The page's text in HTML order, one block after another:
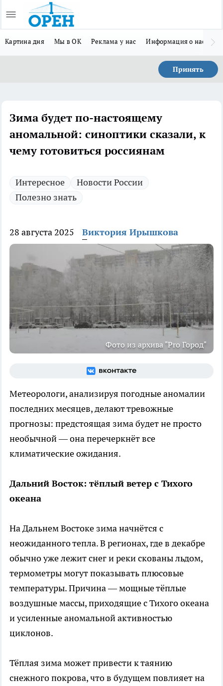
Картина дня Мы в ОК Реклама у нас Информация о нас
Принять
Зима будет по-настоящему
аномальной: синоптики сказали, к
чему готовиться россиянам
Интересное
Новости России
Полезно знать
28 августа 2025 Виктория Ирышкова
Фото из архива "Pro Город"
Метеорологи, анализируя погодные аномалии
последних месяцев, делают тревожные
прогнозы: предстоящая зима будет не просто
необычной — она перечеркнёт все
климатические ожидания.
Дальний Восток: тёплый ветер с Тихого
океана
На Дальнем Востоке зима начнётся с
неожиданного тепла. В регионах, где в декабре
обычно уже лежит снег и реки скованы льдом,
термометры могут показывать плюсовые
температуры. Причина — мощные тёплые
воздушные массы, приходящие с Тихого океана
и усиленные аномальной активностью
циклонов.
Тёплая зима может привести к таянию
снежного покрова, что в будущем повлияет на